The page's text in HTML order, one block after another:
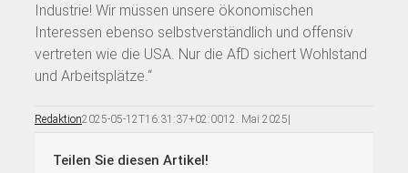
Industrie! Wir müssen unsere ökonomischen
Interessen ebenso selbstverständlich und offensiv
vertreten wie die USA. Nur die AfD sichert Wohlstand
und Arbeitsplätze.“
Redaktion2025-05-12T16:31:37+02:0012. Mai 2025|
Teilen Sie diesen Artikel!